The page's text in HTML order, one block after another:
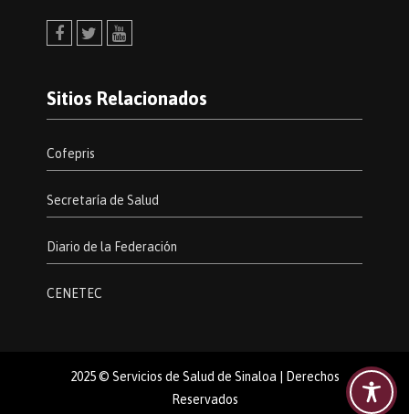
Sitios Relacionados
Cofepris
Secretaría de Salud
Diario de la Federación
CENETEC
2025 © Servicios de Salud de Sinaloa | Derechos
Reservados